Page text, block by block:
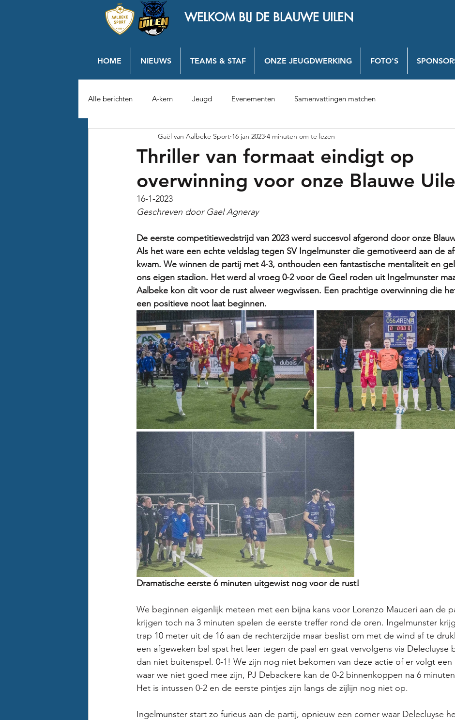
WELKOM BIJ DE BLAUWE UILEN
HOME NIEUWS TEAMS & STAF ONZE JEUGDWERKING FOTO'S
Alle berichten A-kern Jeugd Evenementen Samenvattingen matchen
Thriller van formaat eindigt op
overwinning voor onze Blauwe
Gaël van Aalbeke Sport 16 jan 2023 4 minuten om te lezen
16-1-2023
Geschreven door Gael Agneray
De eerste competitiewedstrijd van 2023 werd succesvol afgerond door onze
Als het ware een echte veldslag tegen SV Ingelmunster die gemotiveerd aan de
kwam. We winnen de partij met 4-3, onthouden een fantastische mentaliteit en
ons eigen stadion. Het werd al vroeg 0-2 voor de Geel roden uit Ingelmunster
Aalbeke kon dit voor de rust alweer wegwissen. Een prachtige overwinning die
een positieve noot laat beginnen.
Dramatische eerste 6 minuten uitgewist nog voor de rust!
We beginnen eigenlijk meteen met een bijna kans voor Lorenzo Mauceri aan de
krijgen toch na 3 minuten spelen de eerste treffer rond de oren. Ingelmunster
trap 10 meter uit de 16 aan de rechterzijde maar beslist om met de wind af te
een afgeweken bal spat het leer tegen de paal en gaat vervolgens via Delecluyse
dan niet buitenspel. 0-1! We zijn nog niet bekomen van deze actie of er volgt een
waar we niet goed mee zijn, PJ Debackere kan de 0-2 binnenkoppen na 6
Het is intussen 0-2 en de eerste pintjes zijn langs de zijlijn nog niet op.
Ingelmunster start zo furieus aan de partij, opnieuw een corner waar Delecluyse